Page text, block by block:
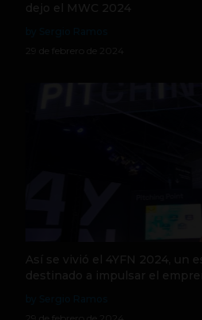
dejo el MWC 2024
29 de febrero de 2024
Así se vivió el 4YFN 2024, un
destinado a impulsar el